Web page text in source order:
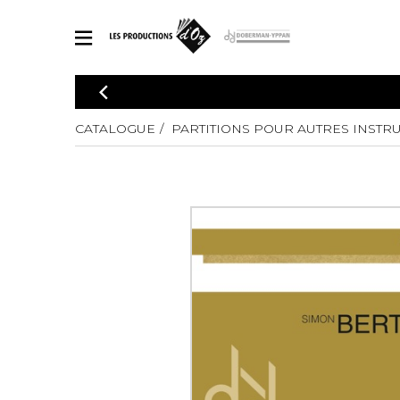
CATALOGUE
Explorez notre catalogue de partitions riche en œuvres
en arrangements de qualité.
arrangements de qualité.
2
3
4
CATALOGUE PARTITIONS POUR AUTRES